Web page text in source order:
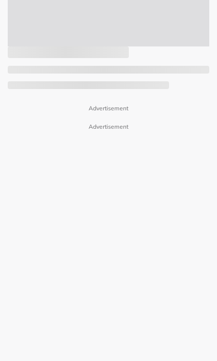
Advertisement
Advertisement